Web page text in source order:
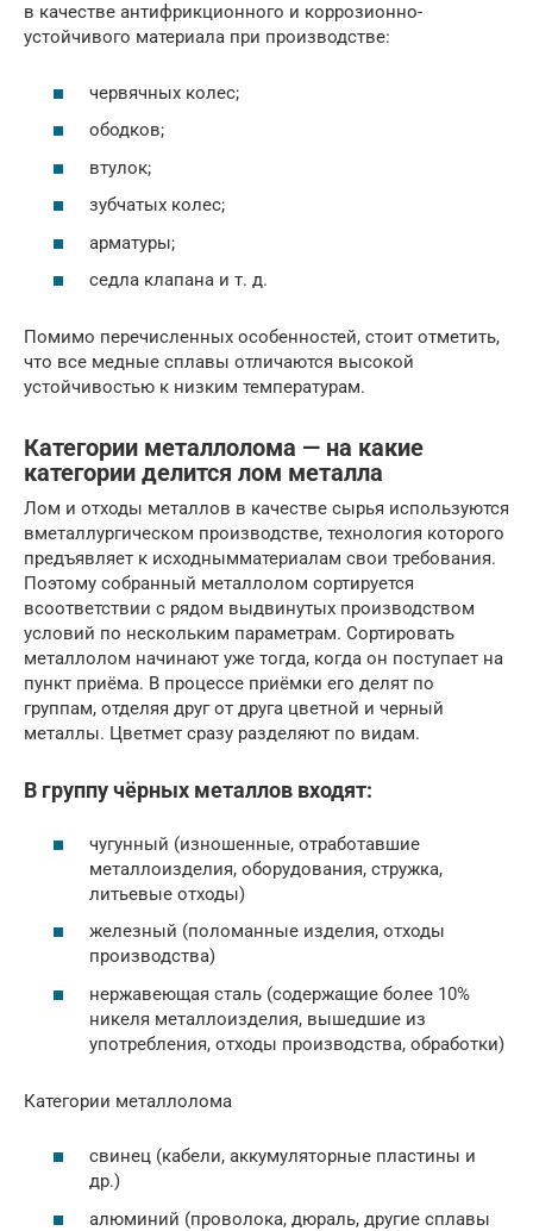
в качестве антифрикционного и коррозионно-
устойчивого материала при производстве:
червячных колес;
ободков;
втулок;
зубчатых колес;
арматуры;
седла клапана и т. д.
Помимо перечисленных особенностей, стоит отметить,
что все медные сплавы отличаются высокой
устойчивостью к низким температурам.
Категории металлолома — на какие
категории делится лом металла
Лом и отходы металлов в качестве сырья используются
вметаллургическом производстве, технология которого
предъявляет к исходнымматериалам свои требования.
Поэтому собранный металлолом сортируется
всоответствии с рядом выдвинутых производством
условий по нескольким параметрам. Сортировать
металлолом начинают уже тогда, когда он поступает на
пункт приёма. В процессе приёмки его делят по
группам, отделяя друг от друга цветной и черный
металлы. Цветмет сразу разделяют по видам.
В группу чёрных металлов входят:
чугунный (изношенные, отработавшие
металлоизделия, оборудования, стружка,
литьевые отходы)
железный (поломанные изделия, отходы
производства)
нержавеющая сталь (содержащие более 10%
никеля металлоизделия, вышедшие из
употребления, отходы производства, обработки)
Категории металлолома
свинец (кабели, аккумуляторные пластины и
др.)
алюминий (проволока, дюраль, другие сплавы